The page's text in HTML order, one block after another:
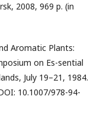
2008, 969 p. (in
Aromatic Plants:
on Es-sential
July 19–21, 1984.
10.1007/978-94-